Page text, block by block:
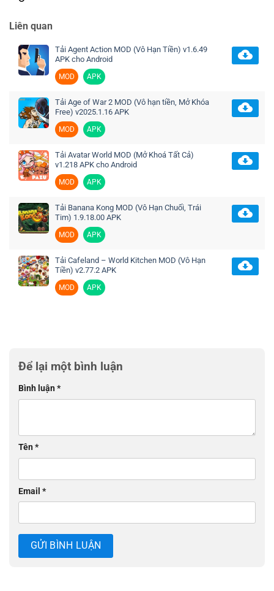
Liên quan
Tải Agent Action MOD (Vô Hạn Tiền) v1.6.49
APK cho Android
MOD APK
Tải Age of War 2 MOD (Vô hạn tiền, Mở Khóa
Free) v2025.1.16 APK
MOD APK
Tải Avatar World MOD (Mở Khoá Tất Cả)
v1.218 APK cho Android
MOD APK
Tải Banana Kong MOD (Vô Hạn Chuối, Trái
Tim) 1.9.18.00 APK
MOD APK
Tải Cafeland – World Kitchen MOD (Vô Hạn
Tiền) v2.77.2 APK
MOD APK
Để lại một bình luận
Bình luận*
Tên*
Email *